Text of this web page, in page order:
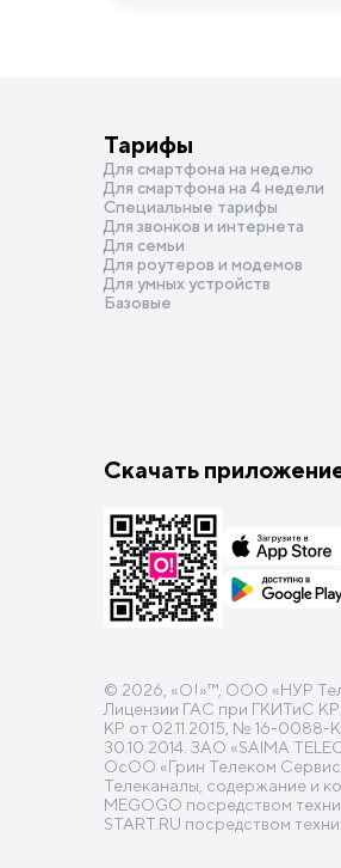
Тарифы
Для смартфона на неделю
Для смартфона на 4 недели
Специальные тарифы
Для звонков и интернета
Для семьи
Для роутеров и модемов
Для умных устройств
Базовые
Скачать
© 2026, «O!»™, ООО «НУР
Лицензии ГАС при ГКИТиС
КР от 02.11.2015, № 16-
30.10.2014. ЗАО «SAIMA
ОсОО «Грин Телеком
Телеканалы, содержание и
MEGOGO посредством
START.RU посредством